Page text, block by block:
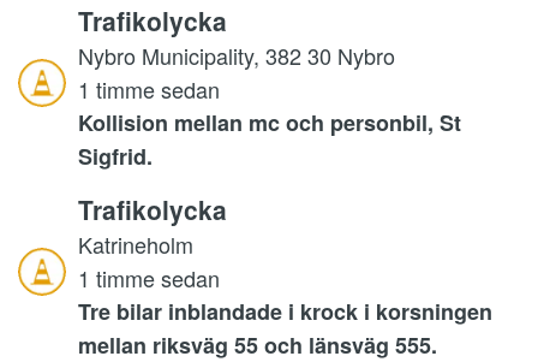
Trafikolycka
Nybro Municipality, 382 30 Nybro
1 timme sedan
Kollision mellan mc och personbil, St
Sigfrid.
Trafikolycka
Katrineholm
1 timme sedan
Tre bilar inblandade i krock i korsningen
mellan riksväg 55 och länsväg 555.